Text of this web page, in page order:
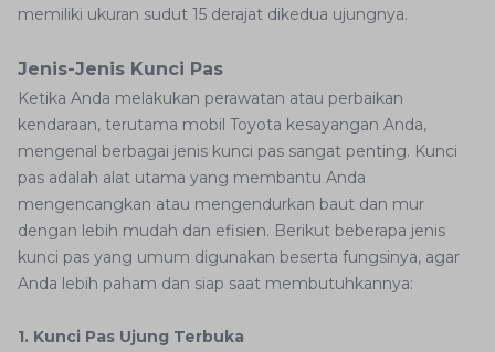
memiliki ukuran sudut 15 derajat dikedua ujungnya.
Jenis-Jenis Kunci Pas
Ketika Anda melakukan perawatan atau perbaikan
kendaraan, terutama mobil Toyota kesayangan Anda,
mengenal berbagai jenis kunci pas sangat penting. Kunci
pas adalah alat utama yang membantu Anda
mengencangkan atau mengendurkan baut dan mur
dengan lebih mudah dan efisien. Berikut beberapa jenis
kunci pas yang umum digunakan beserta fungsinya, agar
Anda lebih paham dan siap saat membutuhkannya:
1. Kunci Pas Ujung Terbuka